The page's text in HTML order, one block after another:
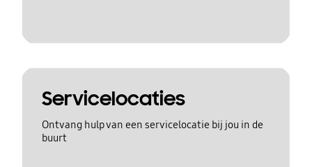
Servicelocaties
Ontvang hulp van een servicelocatie bij jou in de
buurt